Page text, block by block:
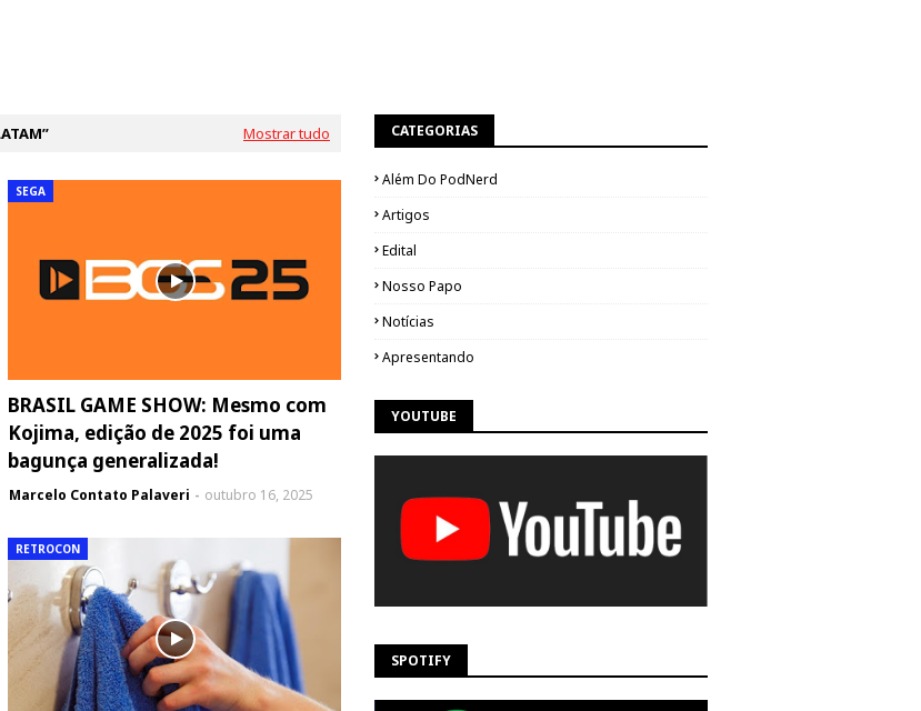
Mostrar tudo
SEGA
BRASIL GAME SHOW: Mesmo com
Kojima, edição de 2025 foi uma
bagunça generalizada!
Marcelo Contato Palaveri outubro 16, 2025
RETROCON
CATEGORIAS
Além Do PodNerd
Artigos
Edital
Nosso Papo
Notícias
Apresentando
YOUTUBE
SPOTIFY